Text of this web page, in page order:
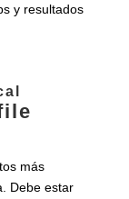
y resultados
más
Debe estar